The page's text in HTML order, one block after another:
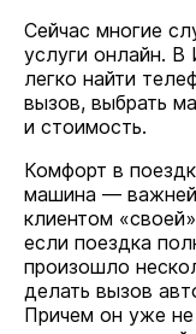
Сейчас многие
услуги онлайн. В
легко найти
вызов, выбрать
и стоимость.
Комфорт в
машина —
клиентом
если поездка
произошло
делать вызов
Причем он уже